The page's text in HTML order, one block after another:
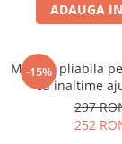
ADAUGA
-15%
Masuta pliabila
cu inaltime
297
252